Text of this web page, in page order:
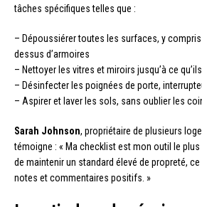
tâches spécifiques telles que :
– Dépoussiérer toutes les surfaces, y
dessus d’armoires
– Nettoyer les vitres et miroirs jusqu’à ce
– Désinfecter les poignées de porte,
– Aspirer et laver les sols, sans oublier les
Sarah Johnson, propriétaire de plusieurs
témoigne : « Ma checklist est mon outil le
de maintenir un standard élevé de propreté,
notes et commentaires positifs. »